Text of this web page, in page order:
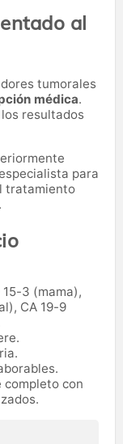
al
tumorales
médica.
resultados
para
tratamiento
15-3 (mama),
CA 19-9
completo con